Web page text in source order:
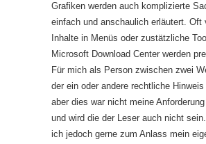
Grafiken werden auch komplizierte
einfach und anschaulich erläutert. Oft
Inhalte in Menüs oder zustätzliche
Microsoft Download Center werden
Für mich als Person zwischen zwei
der ein oder andere rechtliche
aber dies war nicht meine
und wird die der Leser auch nicht
ich jedoch gerne zum Anlass mein